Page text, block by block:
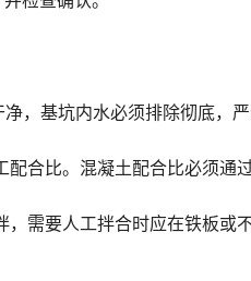
，基坑内水必须排除彻底，
合比。混凝土配合比必须通过
需要人工拌合时应在铁板或